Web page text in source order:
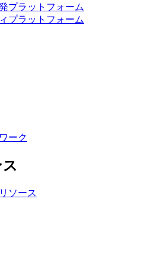
プラットフォーム
プラットフォーム
ーク
ソース